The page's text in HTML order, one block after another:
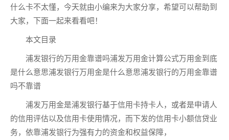
什么卡不太懂，今天就由小编来为大家分享，希望可以帮助到
大家，下面一起来看看吧！
本文目录
浦发银行的万用金靠谱吗浦发万用金计算公式万用金到底
是什么意思浦发银行万用金是什么意思浦发银行的万用金靠谱
吗不靠谱
浦发万用金是浦发银行基于信用卡持卡人，或者是申请人
的信用评估以及信用卡使用情况，而下发的信用卡小额信贷业
务，依靠浦发银行为强有力的资金和权益保障，